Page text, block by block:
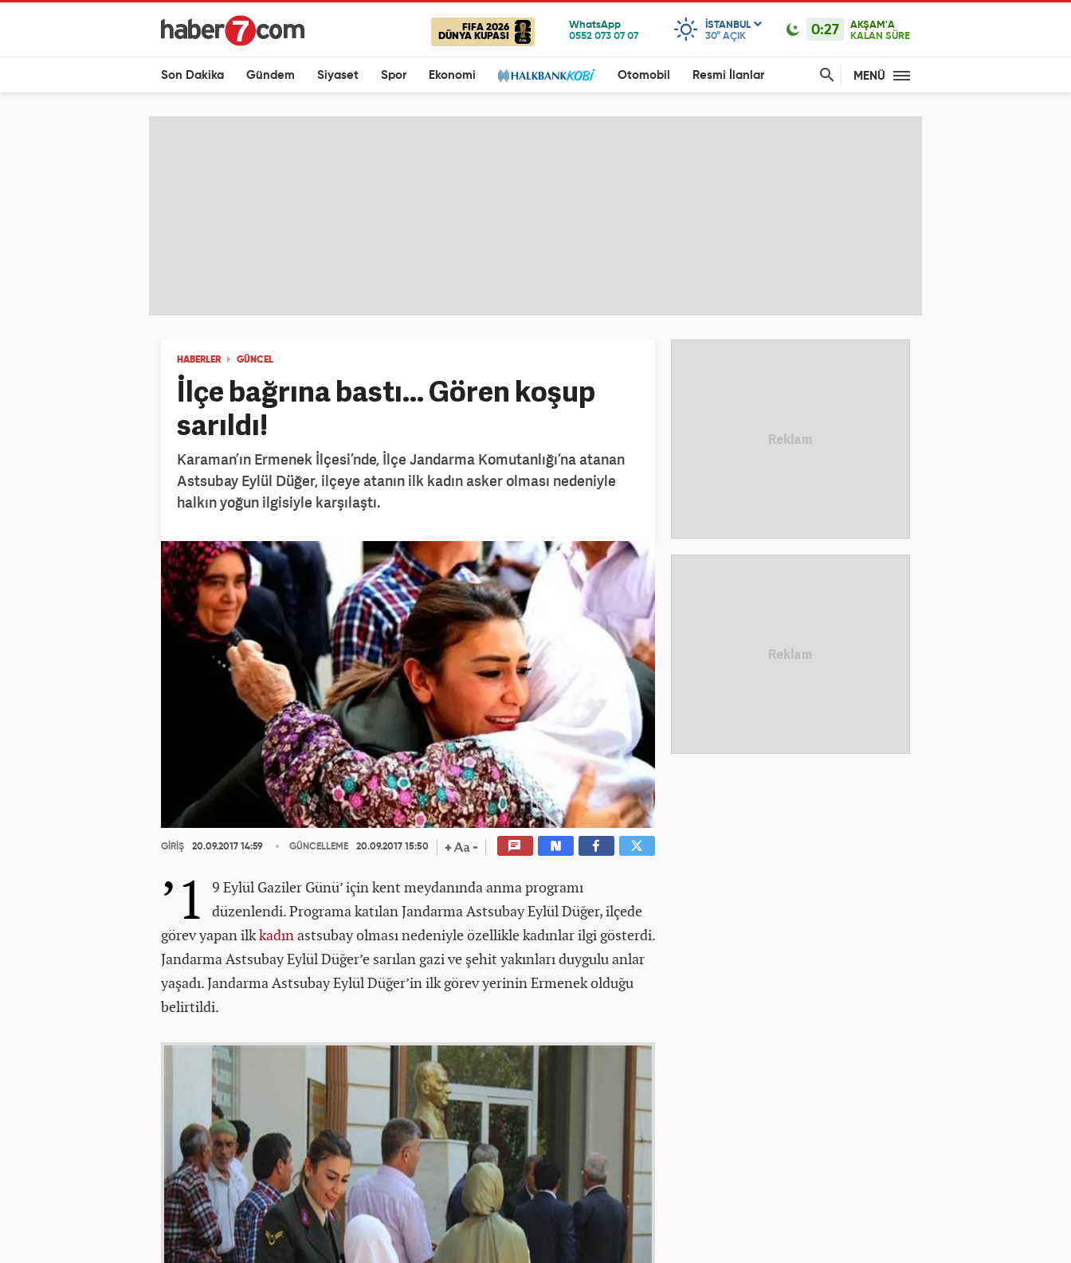
FIFA 2026
DÜNYA KUPASI
ISTANBUL
30° AÇIK 0:27
AKŞAM'A
KALAN SÜRE
Son Dakika Gündem Siyaset Spor Ekonomi Otomobil Resmi İlanlar MENÜ
HABERLER GÜNCEL
İlçe bağrına bastı... Gören koşup
sarıldı!
Karaman’ın Ermenek İlçesi’nde, İlçe Jandarma Komutanlığı’na atanan
Astsubay Eylül Düğer, ilçeye atanın ilk kadın asker olması nedeniyle
halkın yoğun ilgisiyle karşılaştı.
GİRİŞ 20.09.2017 14:59 GÜNCELLEME 20.09.2017 15:50
’1
9 Eylül Gaziler Günü’ için kent meydanında anma programı
düzenlendi. Programa katılan Jandarma Astsubay Eylül Düğer, ilçede
görev yapan ilkkadınastsubay olması nedeniyle özellikle kadınlar ilgi gösterdi.
Jandarma Astsubay Eylül Düğer’e sarılan gazi ve şehit yakınları duygulu anlar
yaşadı. Jandarma Astsubay Eylül Düğer’in ilk görev yerinin Ermenek olduğu
belirtildi.